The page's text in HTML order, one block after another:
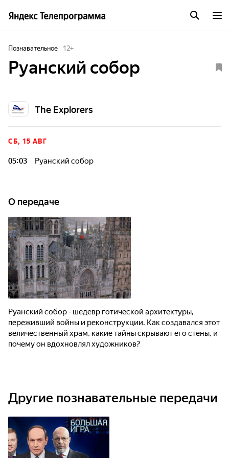
Познавательное 12+
Руанский собор
The Explorers
СБ, 15 АВГ
05:03 Руанский собор
О передаче
Руанский собор - шедевр готической архитектуры,
переживший войны и реконструкции. Как создавался этот
величественный храм, какие тайны скрывают его стены, и
почему он вдохновлял художников?
Другие познавательные передачи